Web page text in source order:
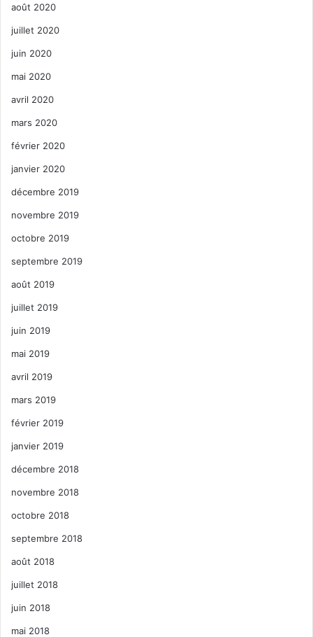
août 2020
juillet 2020
juin 2020
mai 2020
avril 2020
mars 2020
février 2020
janvier 2020
décembre 2019
novembre 2019
octobre 2019
septembre 2019
août 2019
juillet 2019
juin 2019
mai 2019
avril 2019
mars 2019
février 2019
janvier 2019
décembre 2018
novembre 2018
octobre 2018
septembre 2018
août 2018
juillet 2018
juin 2018
mai 2018